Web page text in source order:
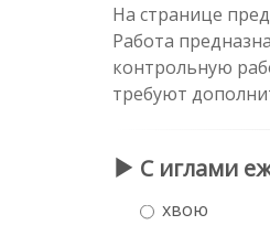
На странице
Работа
контрольную
требуют
С иглами
хвою